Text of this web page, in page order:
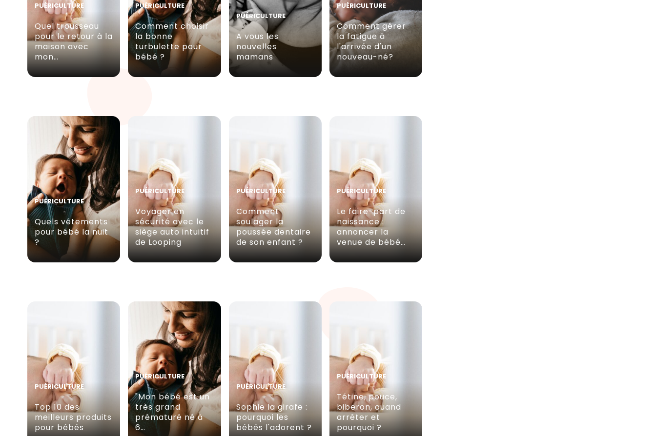
PUÉRICULTURE
Quel trousseau
pour le retour à la
maison avec
mon…
PUÉRICULTURE
Comment choisir
la bonne
turbulette pour
bébé ?
PUÉRICULTURE
A vous les
nouvelles
mamans
PUÉRICULTURE
Comment gérer
la fatigue à
l'arrivée d'un
nouveau-né?
PUÉRICULTURE
Quels vêtements
pour bébé la nuit
?
PUÉRICULTURE
Voyager en
sécurité avec le
siège auto intuitif
de Looping
PUÉRICULTURE
Comment
soulager la
poussée dentaire
de son enfant ?
PUÉRICULTURE
Le faire-part de
naissance :
annoncer la
venue de bébé…
PUÉRICULTURE
Top 10 des
meilleurs produits
pour bébés
PUÉRICULTURE
"Mon bébé est un
très grand
prématuré né à
6…
PUÉRICULTURE
Sophie la girafe :
pourquoi les
bébés l'adorent ?
PUÉRICULTURE
Tétine, pouce,
biberon, quand
arrêter et
pourquoi ?